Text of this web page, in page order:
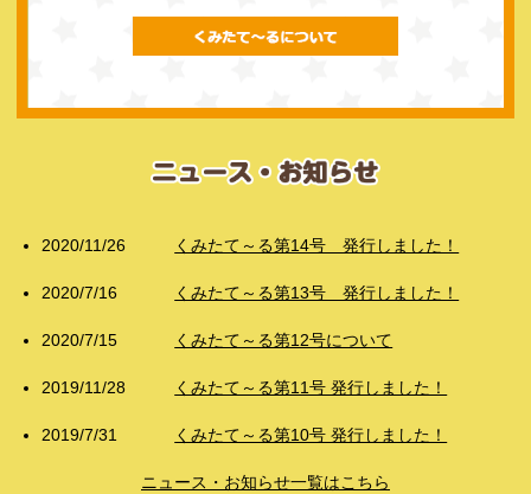
2020/11/26 くみたて～る第14号 発行しました！
2020/7/16 くみたて～る第13号 発行しました！
2020/7/15 くみたて～る第12号について
2019/11/28 くみたて～る第11号 発行しました！
2019/7/31 くみたて～る第10号 発行しました！
ニュース・お知らせ一覧はこちら